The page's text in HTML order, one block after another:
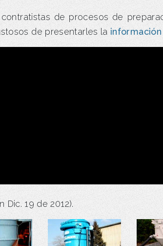
de procesos de
de presentarles la información
19 de 2012).